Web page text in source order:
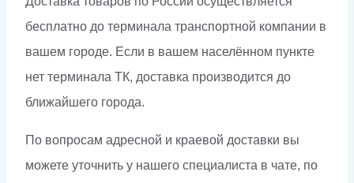
бесплатно до терминала транспортной компании в
вашем городе. Если в вашем населённом пункте
нет терминала ТК, доставка производится до
ближайшего города.
По вопросам адресной и краевой доставки вы
можете уточнить у нашего специалиста в чате, по